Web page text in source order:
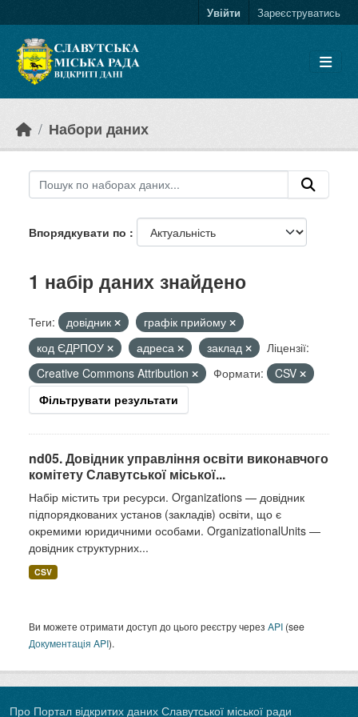
Увійти Зареєструватись
Набори даних
Впорядкувати по
1 набір даних знайдено
Теги: довідник
графік прийому
код ЄДРПОУ
адреса заклад
Ліцензії:
Creative Commons Attribution
Формати:
CSV
Фільтрувати результати
nd05. Довідник управління освіти виконавчого
комітету Славутської міської...
Набір містить три ресурси. Organizations — довідник
підпорядкованих установ (закладів) освіти, що є
окремими юридичними особами. OrganizationalUnits —
довідник структурних...
CSV
Ви можете отримати доступ до цього реєстру через API (see
Документація API).
Про Портал відкритих даних Славутської міської ради